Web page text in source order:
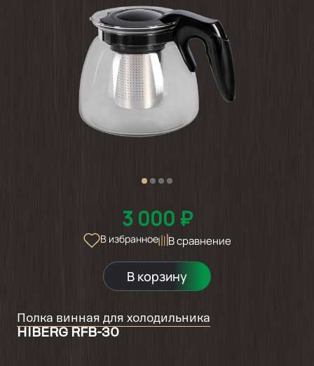
3 000 ₽
В избранное В сравнение
В корзину
Полка винная для холодильника
HIBERG RFB-30